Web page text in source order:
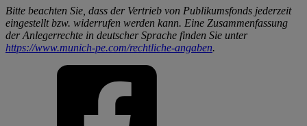
Bitte beachten Sie, dass der Vertrieb von Publikumsfonds jederzeit
eingestellt bzw. widerrufen werden kann. Eine Zusammenfassung
der Anlegerrechte in deutscher Sprache finden Sie unter
https://www.munich-pe.com/rechtliche-angaben.